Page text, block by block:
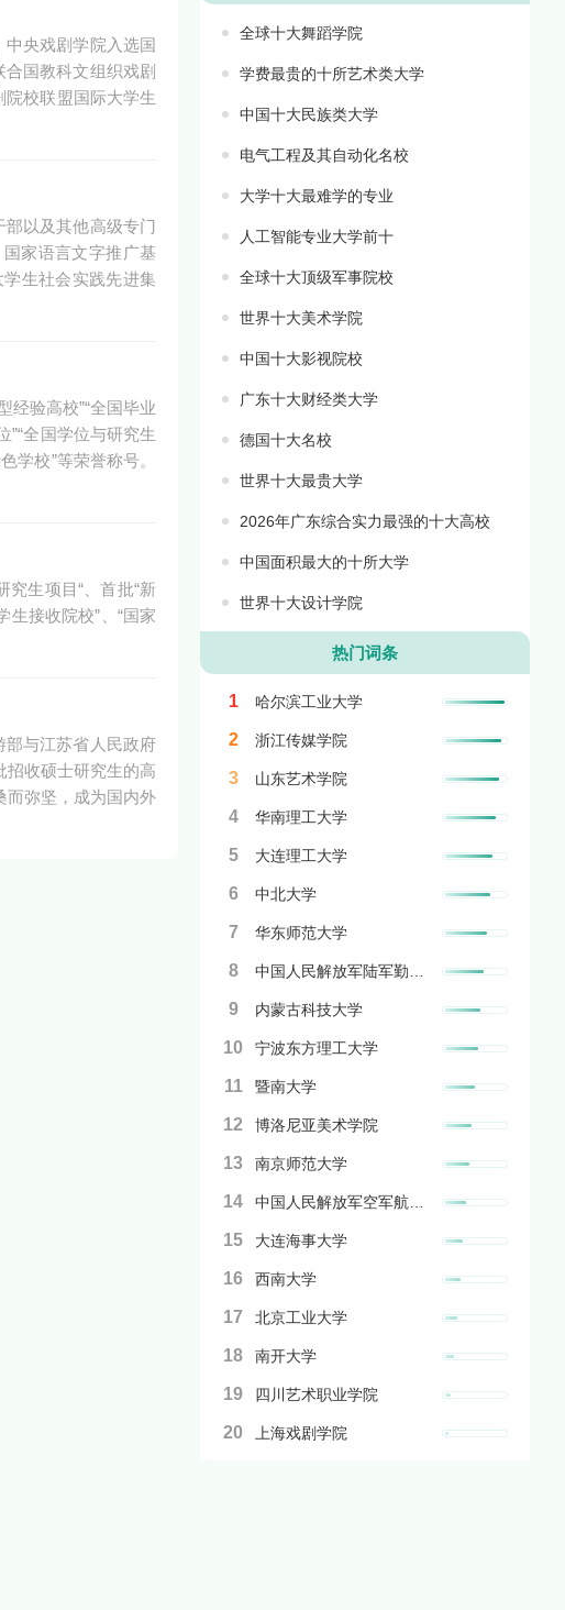
央戏剧学院入选国
国教科文组织戏剧
校联盟国际大学生
部以及其他高级专门
家语言文字推广基
生社会实践先进集
经验高校”“全国毕业
”“全国学位与研究生
学校”等荣誉称号。
究生项目“、首批“新
生接收院校”、“国家
部与江苏省人民政府
招收硕士研究生的高
而弥坚，成为国内外
全球十大舞蹈学院
学费最贵的十所艺术类大学
中国十大民族类大学
电气工程及其自动化名校
大学十大最难学的专业
人工智能专业大学前十
全球十大顶级军事院校
世界十大美术学院
中国十大影视院校
广东十大财经类大学
德国十大名校
世界十大最贵大学
2026年广东综合实力最强的十大高校
中国面积最大的十所大学
世界十大设计学院
热门词条
1 哈尔滨工业大学
2 浙江传媒学院
3 山东艺术学院
4 华南理工大学
5 大连理工大学
6 中北大学
7 华东师范大学
8
9 内蒙古科技大学
10 宁波东方理工大学
11 暨南大学
12 博洛尼亚美术学院
13 南京师范大学
14
15 大连海事大学
16 西南大学
17 北京工业大学
18 南开大学
19 四川艺术职业学院
20 上海戏剧学院